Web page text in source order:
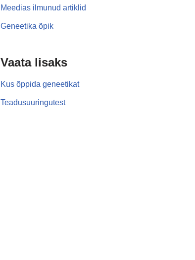
Meedias ilmunud artiklid
Geneetika õpik
Vaata lisaks
Kus õppida geneetikat
Teadusuuringutest